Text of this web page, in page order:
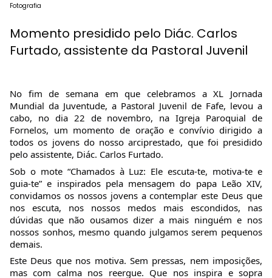
Fotografia
Momento presidido pelo Diác. Carlos
Furtado, assistente da Pastoral Juvenil
No fim de semana em que celebramos a XL Jornada
Mundial da Juventude, a Pastoral Juvenil de Fafe, levou a
cabo, no dia 22 de novembro, na Igreja Paroquial de
Fornelos, um momento de oração e convívio dirigido a
todos os jovens do nosso arciprestado, que foi presidido
pelo assistente, Diác. Carlos Furtado.
Sob o mote “Chamados à Luz: Ele escuta-te, motiva-te e
guia-te” e inspirados pela mensagem do papa Leão XIV,
convidamos os nossos jovens a contemplar este Deus que
nos escuta, nos nossos medos mais escondidos, nas
dúvidas que não ousamos dizer a mais ninguém e nos
nossos sonhos, mesmo quando julgamos serem pequenos
demais.
Este Deus que nos motiva. Sem pressas, nem imposições,
mas com calma nos reergue. Que nos inspira e sopra